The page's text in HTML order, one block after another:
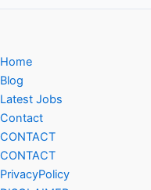
Home
Blog
Latest Jobs
Contact
CONTACT
CONTACT
PrivacyPolicy